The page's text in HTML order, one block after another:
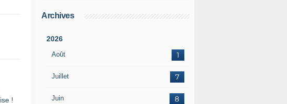
Archives
2026
Août 1
Juillet 7
Juin 8